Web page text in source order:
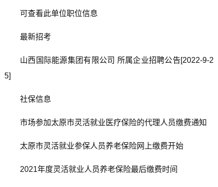
可查看此单位职位信息
最新招考
山西国际能源集团有限公司 所属企业招聘公告[2022-9-2
5]
社保信息
市场参加太原市灵活就业医疗保险的代理人员缴费通知
太原市灵活就业参保人员养老保险网上缴费开始
2021年度灵活就业人员养老保险最后缴费时间